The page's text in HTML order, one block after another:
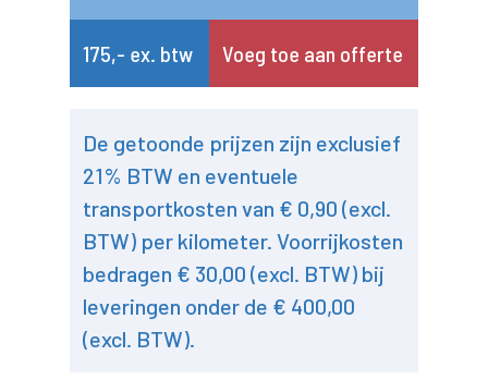
175,- ex. btw Voeg toe aan offerte
De getoonde prijzen zijn exclusief
21% BTW en eventuele
transportkosten van € 0,90 (excl.
BTW) per kilometer. Voorrijkosten
bedragen € 30,00 (excl. BTW) bij
leveringen onder de € 400,00
(excl. BTW).